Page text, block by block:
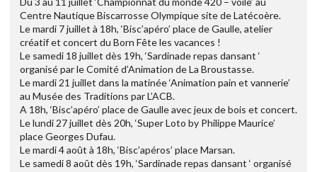
Centre Nautique Biscarrosse Olympique site de Latécoère.
Le mardi 7 juillet à 18h, ‘Bisc’apéro’ place de Gaulle, atelier
créatif et concert du Born Fête les vacances !
Le samedi 18 juillet dès 19h, ‘Sardinade repas dansant ‘
organisé par le Comité d’Animation de La Broustasse.
Le mardi 21 juillet dans la matinée ‘Animation pain et vannerie’
au Musée des Traditions par L’ACB.
A 18h, ‘Bisc’apéro’ place de Gaulle avec jeux de bois et concert.
Le lundi 27 juillet dès 20h, ‘Super Loto by Philippe Maurice’
place Georges Dufau.
Le mardi 4 août à 18h, ‘Bisc’apéros’ place Marsan.
Le samedi 8 août dès 19h, ‘Sardinade repas dansant ‘ organisé